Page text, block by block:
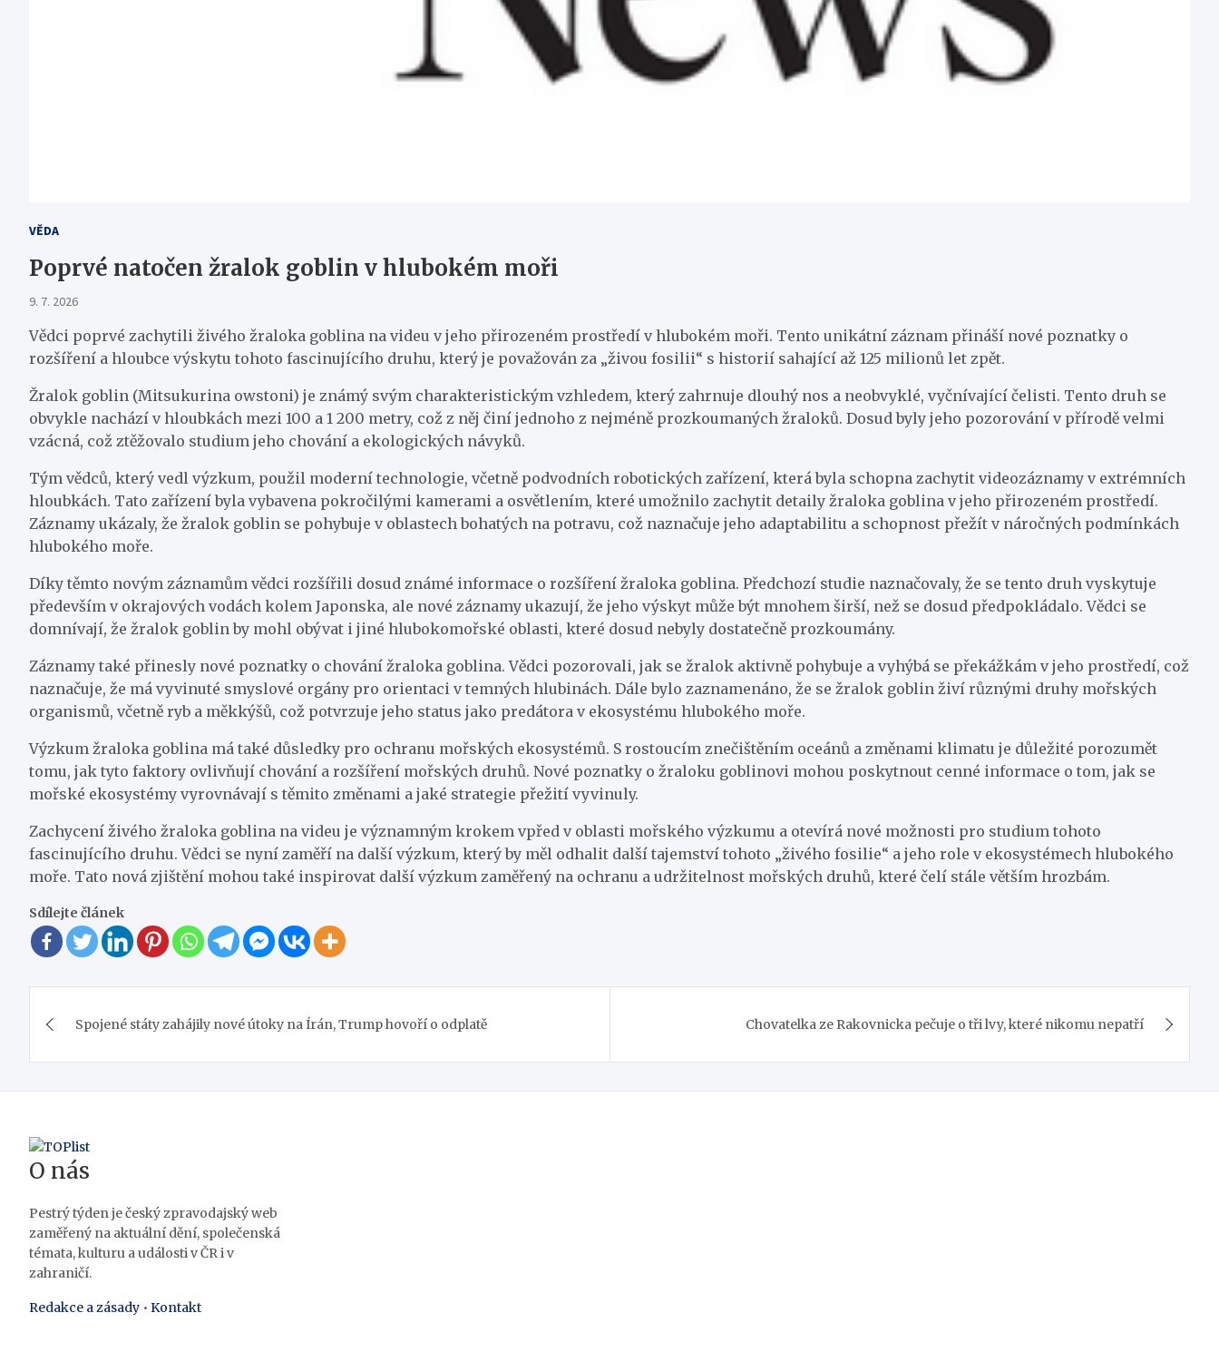
VĚDA
Poprvé natočen žralok goblin v hlubokém moři
9. 7. 2026
Vědci poprvé zachytili živého žraloka goblina na videu v jeho přirozeném prostředí v hlubokém moři. Tento unikátní záznam přináší nové poznatky o
rozšíření a hloubce výskytu tohoto fascinujícího druhu, který je považován za „živou fosilii“ s historií sahající až 125 milionů let zpět.
Žralok goblin (Mitsukurina owstoni) je známý svým charakteristickým vzhledem, který zahrnuje dlouhý nos a neobvyklé, vyčnívající čelisti. Tento druh se
obvykle nachází v hloubkách mezi 100 a 1 200 metry, což z něj činí jednoho z nejméně prozkoumaných žraloků. Dosud byly jeho pozorování v přírodě velmi
vzácná, což ztěžovalo studium jeho chování a ekologických návyků.
Tým vědců, který vedl výzkum, použil moderní technologie, včetně podvodních robotických zařízení, která byla schopna zachytit videozáznamy v extrémních
hloubkách. Tato zařízení byla vybavena pokročilými kamerami a osvětlením, které umožnilo zachytit detaily žraloka goblina v jeho přirozeném prostředí.
Záznamy ukázaly, že žralok goblin se pohybuje v oblastech bohatých na potravu, což naznačuje jeho adaptabilitu a schopnost přežít v náročných podmínkách
hlubokého moře.
Díky těmto novým záznamům vědci rozšířili dosud známé informace o rozšíření žraloka goblina. Předchozí studie naznačovaly, že se tento druh vyskytuje
především v okrajových vodách kolem Japonska, ale nové záznamy ukazují, že jeho výskyt může být mnohem širší, než se dosud předpokládalo. Vědci se
domnívají, že žralok goblin by mohl obývat i jiné hlubokomořské oblasti, které dosud nebyly dostatečně prozkoumány.
Záznamy také přinesly nové poznatky o chování žraloka goblina. Vědci pozorovali, jak se žralok aktivně pohybuje a vyhýbá se překážkám v jeho prostředí, což
naznačuje, že má vyvinuté smyslové orgány pro orientaci v temných hlubinách. Dále bylo zaznamenáno, že se žralok goblin živí různými druhy mořských
organismů, včetně ryb a měkkýšů, což potvrzuje jeho status jako predátora v ekosystému hlubokého moře.
Výzkum žraloka goblina má také důsledky pro ochranu mořských ekosystémů. S rostoucím znečištěním oceánů a změnami klimatu je důležité porozumět
tomu, jak tyto faktory ovlivňují chování a rozšíření mořských druhů. Nové poznatky o žraloku goblinovi mohou poskytnout cenné informace o tom, jak se
mořské ekosystémy vyrovnávají s těmito změnami a jaké strategie přežití vyvinuly.
Zachycení živého žraloka goblina na videu je významným krokem vpřed v oblasti mořského výzkumu a otevírá nové možnosti pro studium tohoto
fascinujícího druhu. Vědci se nyní zaměří na další výzkum, který by měl odhalit další tajemství tohoto „živého fosilie“ a jeho role v ekosystémech hlubokého
moře. Tato nová zjištění mohou také inspirovat další výzkum zaměřený na ochranu a udržitelnost mořských druhů, které čelí stále větším hrozbám.
Sdílejte článek
pro
Spojené státy zahájily nové útoky na Írán, Trump hovoří o odplatě Chovatelka ze Rakovnicka pečuje o tři lvy, které nikomu nepatří
O nás
Pestrý týden je český zpravodajský web
zaměřený na aktuální dění, společenská
témata, kulturu a události v ČR i v
zahraničí.
Redakce a zásady • Kontakt